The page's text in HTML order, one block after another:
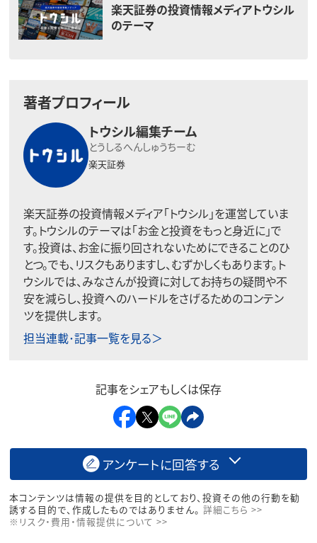
楽天証券の投資情報メディアトウシル
のテーマ
著者プロフィール
トウシル編集チーム
とうしるへんしゅうちーむ
楽天証券
楽天証券の投資情報メディア「トウシル」を運営していま
す。トウシルのテーマは「お金と投資をもっと身近に」で
す。投資は、お金に振り回されないためにできることのひ
とつ。でも、リスクもありますし、むずかしくもあります。ト
ウシルでは、みなさんが投資に対してお持ちの疑問や不
安を減らし、投資へのハードルをさげるためのコンテン
ツを提供します。
担当連載･記事一覧を見る＞
記事をシェアもしくは保存
アンケートに回答する
本コンテンツは情報の提供を目的としており、投資その他の行動を勧
誘する目的で、作成したものではありません。 詳細こちら >>
※リスク・費用・情報提供について >>